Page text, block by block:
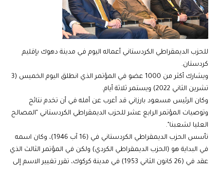
للحزب الديمقراطي الكردستاني أعماله اليوم في مدينة دهوك بإقليم
كردستان.
ويشارك أكثر من 1000 عضو في المؤتمر الذي انطلق اليوم الخميس (3
تشرين الثاني 2022) ويستمر ثلاثة أيام.
وكان الرئيس مسعود بارزاني قد أعرب عن أمله في أن تخدم نتائج
وتوصيات المؤتمر الرابع عشر للحزب الديمقراطي الكردستاني "المصالح
العليا لشعبنا".
تأسس الحزب الديمقراطي الكردستاني في (16 آب 1946)، وكان اسمه
في البداية هو (الحزب الديمقراطي الكردي) ولكن في المؤتمر الثالث الذي
عقد في (26 كانون الثاني 1953) في مدينة كركوك، تقرر تغيير الاسم إلى